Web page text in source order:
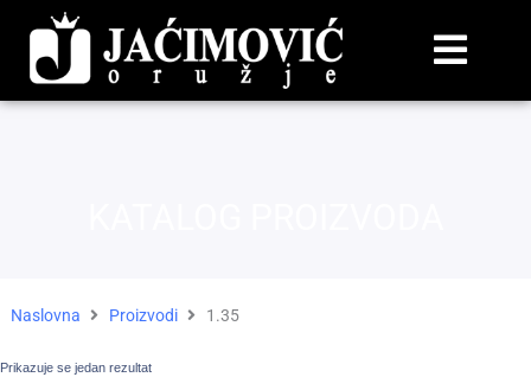
Naslovna Proizvodi 1.35
Prikazuje se jedan rezultat